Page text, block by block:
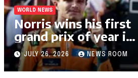
WORLD NEWS
Norris wins his first
grand prix of year in
Hungary​​
JULY 26, 2026 NEWS ROOM